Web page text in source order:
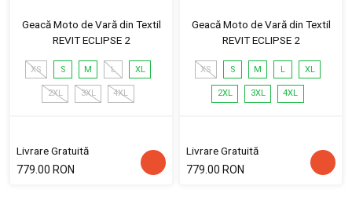
Geacă Moto de Vară din Textil
REVIT ECLIPSE 2
XS S M L XL
2XL 3XL 4XL
Livrare Gratuită
779.00 RON
Geacă Moto de Vară din Textil
REVIT ECLIPSE 2
XS S M L XL
2XL 3XL 4XL
Livrare Gratuită
779.00 RON